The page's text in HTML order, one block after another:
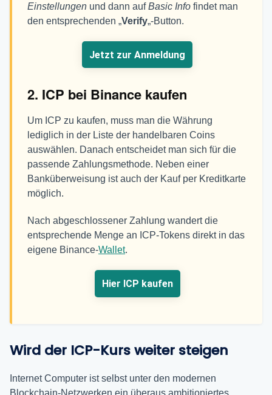
Einstellungen und dann aufBasic Info findet man
den entsprechenden „Verify„-Button.
Jetzt zur Anmeldung
2. ICP bei Binance kaufen
Um ICP zu kaufen, muss man die Währung
lediglich in der Liste der handelbaren Coins
auswählen. Danach entscheidet man sich für die
passende Zahlungsmethode. Neben einer
Banküberweisung ist auch der Kauf per Kreditkarte
möglich.
Nach abgeschlossener Zahlung wandert die
entsprechende Menge an ICP-Tokens direkt in das
eigene Binance-Wallet.
Hier ICP kaufen
Wird der ICP-Kurs weiter steigen
Internet Computer ist selbst unter den modernen